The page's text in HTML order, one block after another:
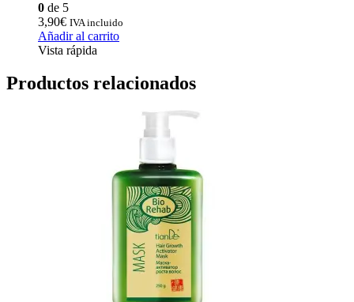
0 de 5
3,90€ IVA incluido
Añadir al carrito
Vista rápida
Productos relacionados